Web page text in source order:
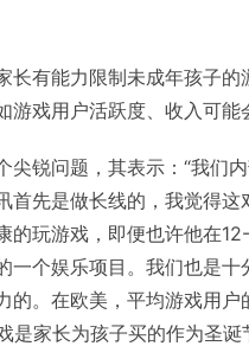
长有能力限制未成年孩子
游戏用户活跃度、收入可能
尖锐问题，其表示：“我们
首先是做长线的，我觉得
的玩游戏，即便也许他在
一个娱乐项目。我们也是
的。在欧美，平均游戏用
是家长为孩子买的作为圣